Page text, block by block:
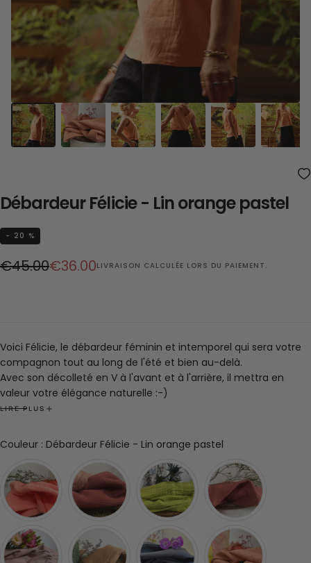
Débardeur Félicie - Lin orange pastel
- 20 %
Prix
€45.00Prix
€36.00LIVRAISON CALCULÉE LORS DU PAIEMENT.
Voici Félicie, le débardeur féminin et intemporel qui sera votre
compagnon tout au long de l'été et bien au-delà.
Avec son décolleté en V à l'avant et à l'arrière, il mettra en
valeur votre élégance naturelle :-)
Laissez-vous séduire par son charme estival et explorez une
correspond parfaitement à votre style et à votre humeur.
Félicie est bien plus qu'un simple débardeur, c'est une pièce
versatile qui deviendra un incontournable de votre garde-robe.
Fabrication française dans notre atelier roubaisien.
Composition : 100% lin
LIRE PLUS
Couleur : Débardeur Félicie - Lin orange pastel